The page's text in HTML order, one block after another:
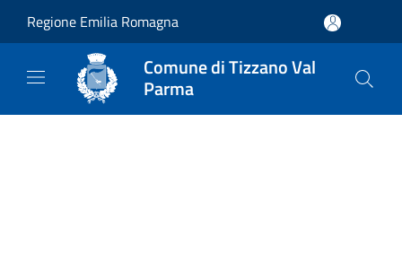
Regione Emilia Romagna
Comune di Tizzano Val
Parma